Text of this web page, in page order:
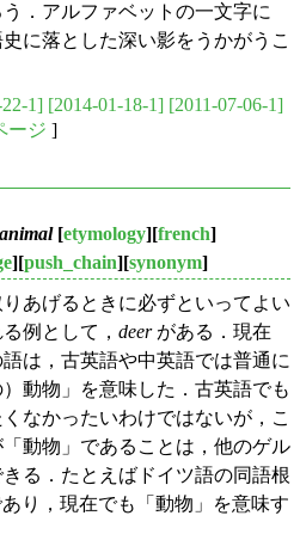
．アルファベットの一文字に
に落とした深い影をうかがうこ
1] [2014-01-18-1] [2011-07-06-1]
ージ ]
animal[etymology][french]
][push_chain][synonym]
あげるときに必ずといってよい
例として， deerがある．現在
語は，古英語や中英語では普通に
動物」を意味した．古英語でも
くなかったいわけではないが，こ
動物」であることは，他のゲル
る．たとえばドイツ語の同語根
り，現在でも「動物」を意味す